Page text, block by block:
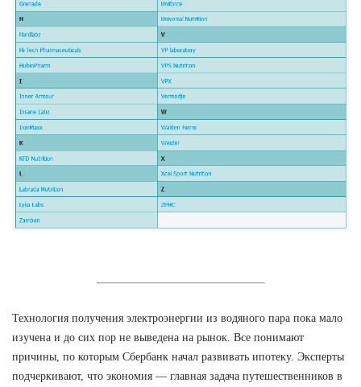
Технология получения электроэнергии из водяного пара пока мало
изучена и до сих пор не выведена на рынок. Все понимают
причины, по которым Сбербанк начал развивать ипотеку. Эксперты
подчеркивают, что экономия — главная задача путешественников в